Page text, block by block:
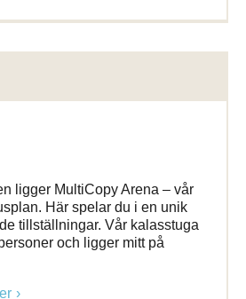
ligger MultiCopy Arena – vår
Här spelar du i en unik
tillställningar. Vår kalasstuga
och ligger mitt på